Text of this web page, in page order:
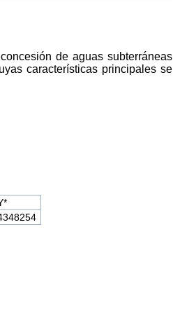
de aguas subterráneas
características principales se